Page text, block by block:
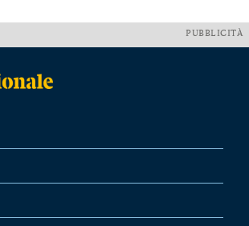
PUBBLICITÀ